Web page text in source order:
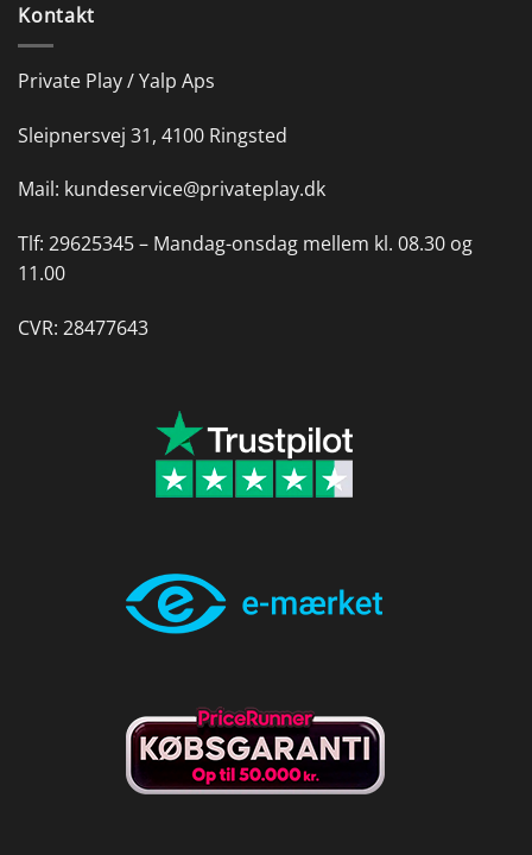
Kontakt
Private Play / Yalp Aps
Sleipnersvej 31, 4100 Ringsted
Mail: kundeservice@privateplay.dk
Tlf: 29625345 – Mandag-onsdag mellem kl. 08.30 og
11.00
CVR: 28477643